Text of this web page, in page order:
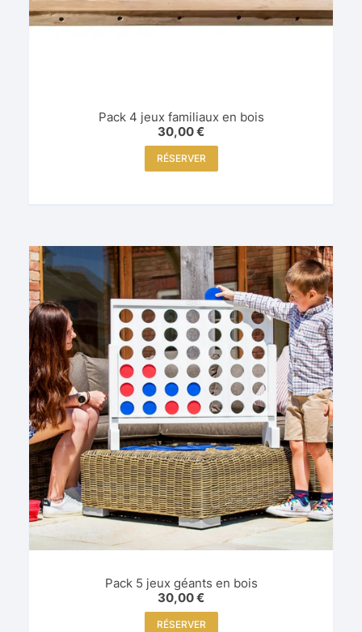
Pack 4 jeux familiaux en bois
30,00€
RÉSERVER
Pack 5 jeux géants en bois
30,00€
RÉSERVER